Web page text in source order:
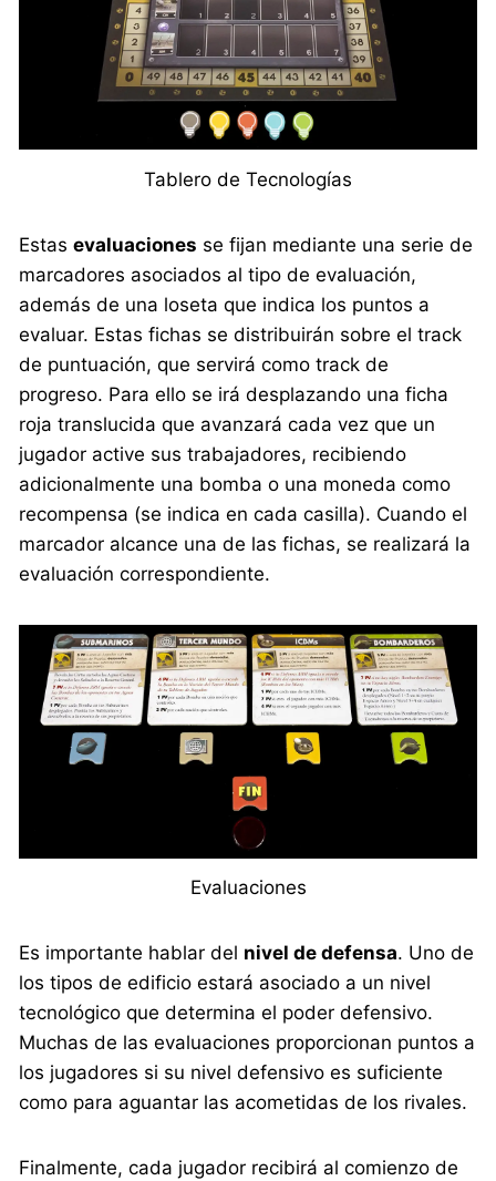
Tablero de Tecnologías
Estasevaluaciones se fijan mediante una serie de
marcadores asociados al tipo de evaluación,
además de una loseta que indica los puntos a
evaluar. Estas fichas se distribuirán sobre el track
de puntuación, que servirá como track de
progreso. Para ello se irá desplazando una ficha
roja translucida que avanzará cada vez que un
jugador active sus trabajadores, recibiendo
adicionalmente una bomba o una moneda como
recompensa (se indica en cada casilla). Cuando el
marcador alcance una de las fichas, se realizará la
evaluación correspondiente.
Evaluaciones
Es importante hablar del nivel de defensa. Uno de
los tipos de edificio estará asociado a un nivel
tecnológico que determina el poder defensivo.
Muchas de las evaluaciones proporcionan puntos a
los jugadores si su nivel defensivo es suficiente
como para aguantar las acometidas de los rivales.
Finalmente, cada jugador recibirá al comienzo de